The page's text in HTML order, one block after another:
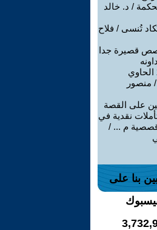
/ د. خالد
تُنسى / فلاح
قصيرة جدا
ديوان 23 الحاوي
منصور
على القصة
نقدية في
م ... /
بنا على